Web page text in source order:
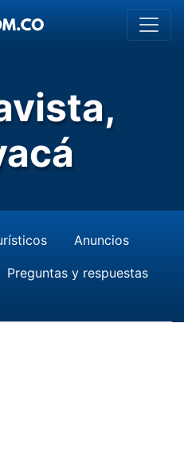
Anuncios
Preguntas y respuestas